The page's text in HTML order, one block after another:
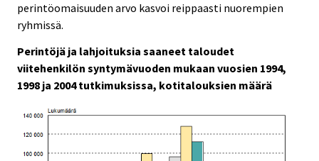
perintöomaisuuden arvo kasvoi reippaasti nuorempien
ryhmissä.
Perintöjä ja lahjoituksia saaneet taloudet
viitehenkilön syntymävuoden mukaan vuosien 1994,
1998 ja 2004 tutkimuksissa, kotitalouksien määrä